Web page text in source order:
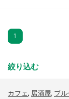
1
絞り込む
カフェ, 居酒屋, プ